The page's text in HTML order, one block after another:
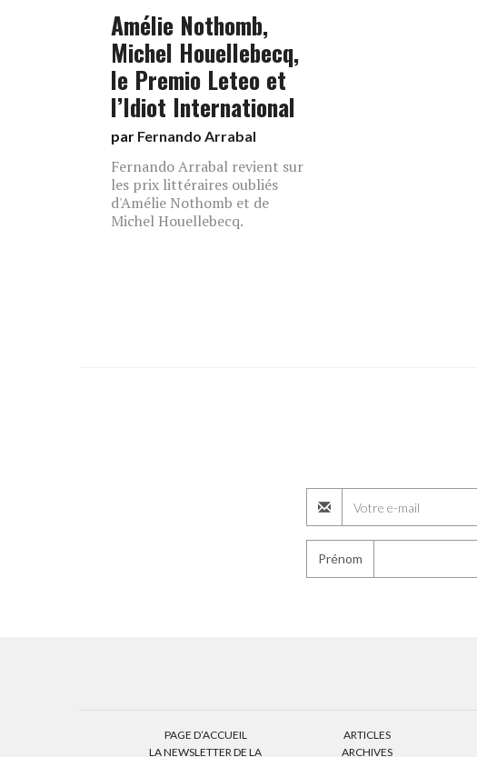
Amélie Nothomb,
Michel Houellebecq,
le Premio Leteo et
l’Idiot International
par Fernando Arrabal
Fernando Arrabal revient sur
les prix littéraires oubliés
d'Amélie Nothomb et de
Michel Houellebecq.
Prénom
PAGE D’ACCUEIL
LA NEWSLETTER DE LA
ARTICLES
ARCHIVES